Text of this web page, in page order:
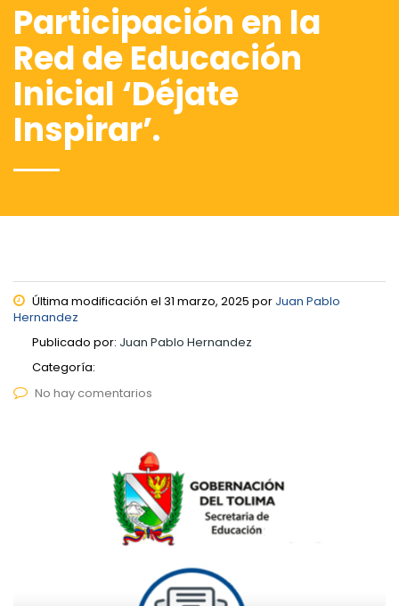
Participación en la
Red de Educación
Inicial ‘Déjate
Inspirar’.
Última modificación el 31 marzo, 2025 por Juan Pablo
Hernandez
Publicado por: Juan Pablo Hernandez
Categoría:
No hay comentarios